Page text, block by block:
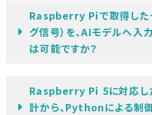
Raspberry Piで取得した
グ信号）を、AIモデルへ
は可能ですか？
Raspberry Pi 5に対応し
計から、Pythonによる制